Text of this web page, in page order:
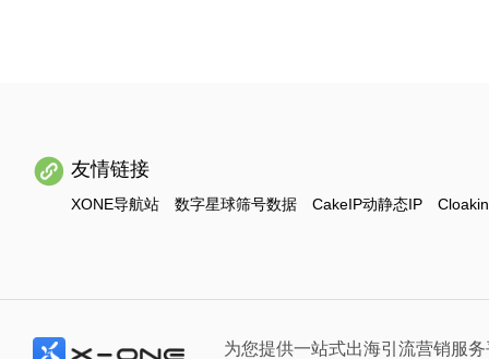
友情链接
XONE导航站 数字星球筛号数据 CakeIP动静态IP
为您提供一站式出海引流营销服